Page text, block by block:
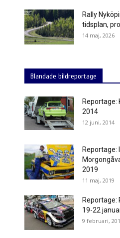
Rally
tidsplan,
14 maj, 2026
Blandade bildreportage
Reportage:
2014
12 juni, 2014
Reportage:
2019
11 maj, 2019
Reportage:
19-22
9 februari,